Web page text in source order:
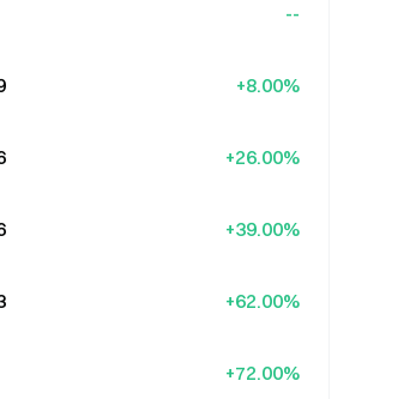
--
+8.00%
+26.00%
+39.00%
+62.00%
+72.00%